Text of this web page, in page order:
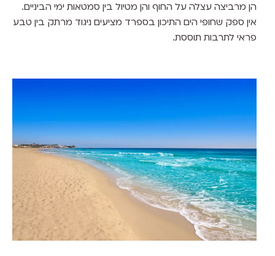
הן מרביצה עצלה על החוף והן מטיול בין סמטאות ימי הביניים.
אין ספק שחופי הים התיכון בספרד מציעים ניגוד מרתק בין טבע
פראי לתרבות תוססת.